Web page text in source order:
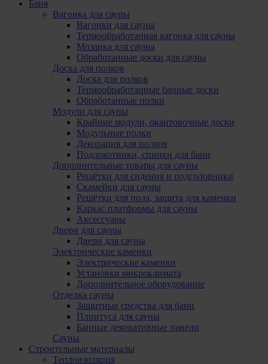
Баня
Вагонка для сауны
Вагонки для сауны
Термообработанная вагонка для сауны
Мозаика для сауны
Обработанные доски для сауны
Доска для полков
Доска для полков
Термообработанные банные доски
Обработанные полки
Модули для сауны
Крайние модули, oкантовочные доски
Модульные полки
Декорация для полков
Подлокотники, cпинки для бани
Дополнительные товары для сауны
Решётки для сидения и подголовники
Скамейки для сауны
Решётки для пола, защита для каменки
Каркас платформы для сауны
Аксессуары
Двери для сауны
Двери для сауны
Электрические каменки
Электрические каменки
Установки микроклимата
Дополнительное оборудование
Отделка сауны
Защитные средства для бани
Плинтуса для сауны
Банные декоративные панели
Сауны
Строительные материалы
Теплоизоляция